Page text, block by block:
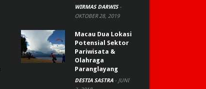
WIRMAS DARWIS -
OKTOBER 28, 2019
Macau Dua Lokasi
Potensial Sektor
Pariwisata &
Olahraga
Paranglayang
DESTIA SASTRA - JUNI